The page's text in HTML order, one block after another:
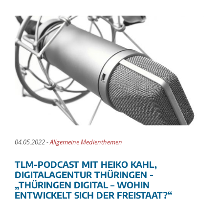
04.05.2022 -Allgemeine Medienthemen
TLM-PODCAST MIT HEIKO KAHL,
DIGITALAGENTUR THÜRINGEN -
„THÜRINGEN DIGITAL – WOHIN
ENTWICKELT SICH DER FREISTAAT?“